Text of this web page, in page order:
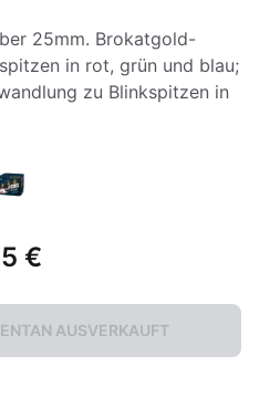
25mm. Brokatgold-
in rot, grün und blau;
zu Blinkspitzen in
€
AUSVERKAUFT